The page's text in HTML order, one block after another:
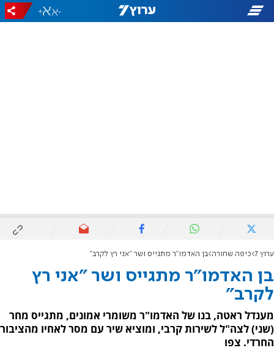
-
+
ערוץ 7 כיפה שחורה בן האדמו"ר מתגייס ושר "אני רץ לקרב"
בן האדמו"ר מתגייס ושר "אני רץ
לקרב"
מענדל ראטה, בנו של האדמו"ר משומרי אמונים, מתגייס מחר
(שני) לצה"ל לשירות קרבי, ומוציא שיר עם מסר לאחיו מהציבור
החרדי. צפו